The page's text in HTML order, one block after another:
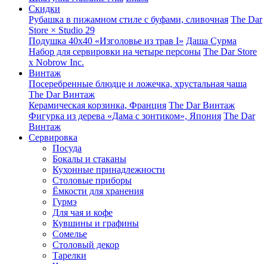
Скидки
Рубашка в пижамном стиле с буфами, сливочная The Dar
Store × Studio 29
Подушка 40x40 «Изголовье из трав I» Даша Сурма
Набор для сервировки на четыре персоны The Dar Store
х Nobrow Inc.
Винтаж
Посеребренные блюдце и ложечка, хрустальная чаша
The Dar Винтаж
Керамическая корзинка, Франция The Dar Винтаж
Фигурка из дерева «Дама с зонтиком», Япония The Dar
Винтаж
Сервировка
Посуда
Бокалы и стаканы
Кухонные принадлежности
Столовые приборы
Ëмкости для хранения
Гурмэ
Для чая и кофе
Кувшины и графины
Сомелье
Столовый декор
Тарелки